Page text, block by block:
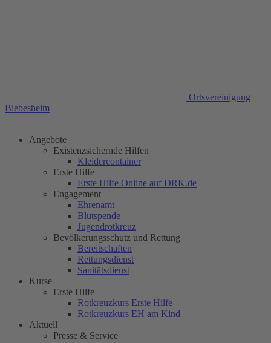
Ortsvereinigung
Biebesheim
Angebote
Existenzsichernde Hilfen
Kleidercontainer
Erste Hilfe
Erste Hilfe Online auf DRK.de
Engagement
Ehrenamt
Blutspende
Jugendrotkreuz
Bevölkerungsschutz und Rettung
Bereitschaften
Rettungsdienst
Sanitätsdienst
Kurse
Erste Hilfe
Rotkreuzkurs Erste Hilfe
Rotkreuzkurs EH am Kind
Aktuell
Presse & Service